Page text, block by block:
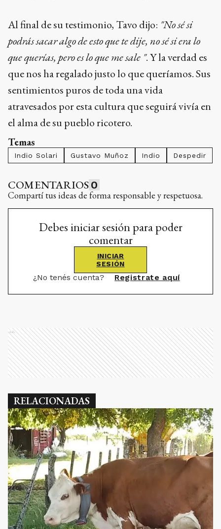
Al final de su testimonio, Tavo dijo: "No sé si
podrás sacar algo de esto que te dije, no sé si era lo
que querías, pero es lo que me sale ". Y la verdad es
que nos ha regalado justo lo que queríamos. Sus
sentimientos puros de toda una vida
atravesados por esta cultura que seguirá vivía en
el alma de su pueblo ricotero.
Temas
Indio Solari Gustavo Muñoz Indio Despedir
COMENTARIOS 0
Compartí tus ideas de forma responsable y respetuosa.
Debes iniciar sesión para poder
comentar
INICIAR
SESIÓN
¿No tenés cuenta? Registrate aquí
Ads
RELACIONADAS